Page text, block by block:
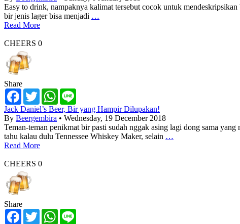
Easy to drink, nampaknya kalimat tersebut cocok untuk
bir jenis lager bisa menjadi …
Read More
CHEERS 0
Share
FacebookTwitterWhatsApp
Jack Daniel’s Beer, Bir yang Hampir Dilupakan!
By Beergembira • Wednesday, 19 December 2018
Teman-teman penikmat bir pasti sudah nggak asing lagi dong sama
tahu kalau dulu Tennessee Whiskey Maker, selain …
Read More
CHEERS 0
Share
FacebookTwitterWhatsApp